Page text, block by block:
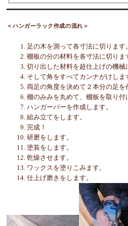
＜ハンガーラック作成の流れ＞
足の木を測って各寸法に切ります。
棚板の分の材料を各寸法に切りま
切り出した材料を超仕上げの機械
そして角をすべてカンナがけしま
両足の角度を決めて２本分の足を
棚のみみを丸めて、棚板を取り付
ハンガーバーを作成します。
組み立てをします。
完成！
研磨をします。
塗装をします。
乾燥させます。
ワックスを塗りこみます。
仕上げ磨きをします。